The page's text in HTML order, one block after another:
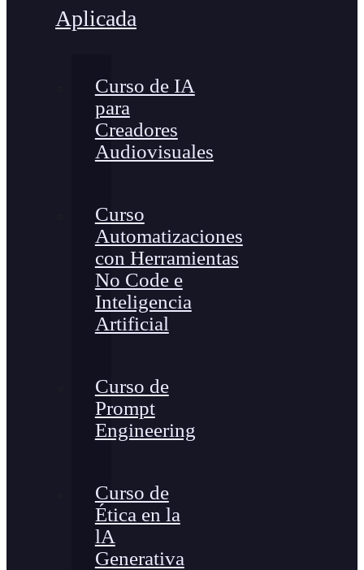
Aplicada
Curso de IA
para
Creadores
Audiovisuales
Curso
Automatizaciones
con Herramientas
No Code e
Inteligencia
Artificial
Curso de
Prompt
Engineering
Curso de
Ética en la
lA
Generativa